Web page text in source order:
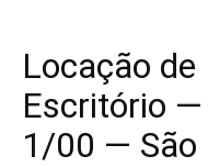
Locação
Escritório
1/00 — São